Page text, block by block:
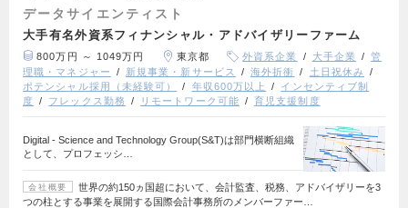
データサイエンティスト
大手有名外資系フィナンシャル・アドバイザリーファーム
800万円 ～ 1049万円 東京都 外資系企業 大手企業
管
理職・マネジャー
新規事業・新サービス 海外折衝
土日祝休み
ポテンシャル採用（未経験可）
年収600万以上
インセンティブ制
度
フレックス勤務 リモートワーク可能 育児支援制度
Digital - Science and Technology Group(S&T)は部門横断組織
として、プロフェッシ…
会社概要
世界の約150ヵ国超において、会計監査、税務、アドバイザリーを3
つの柱とする事業を展開する国際会計事務所のメンバーファー…